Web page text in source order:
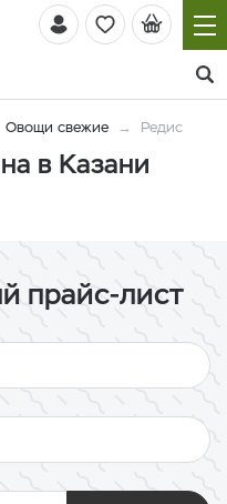
Овощи свежие Редис
в Казани
прайс-лист